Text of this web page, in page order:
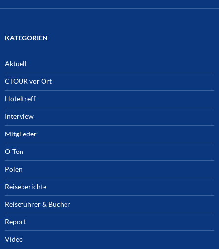
KATEGORIEN
Aktuell
CTOUR vor Ort
Hoteltreff
Interview
Mitglieder
O-Ton
Polen
Reiseberichte
Reiseführer & Bücher
Report
Video